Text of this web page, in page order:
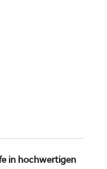
in hochwertigen